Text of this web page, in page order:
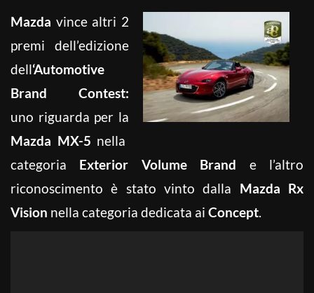
Mazda vince altri 2
premi dell’edizione
dell‘Automotive
Brand Contest:
uno riguarda per la
Mazda MX-5 nella
categoria Exterior Volume Brand e l’altro
riconoscimento è stato vinto dalla Mazda Rx
Vision nella categoria dedicata ai Concept.